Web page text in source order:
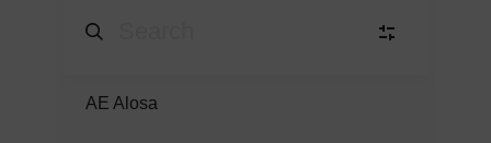
B Barcelonès
AE Alosa